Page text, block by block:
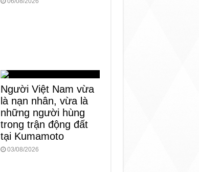
Người Việt Nam vừa
là nạn nhân, vừa là
những người hùng
trong trận động đất
tại Kumamoto
03/08/2026